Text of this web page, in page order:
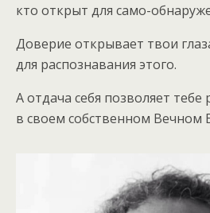
кто открыт для само-
Доверие открывает твои
для распознавания этого.
А отдача себя позволяет тебе
в своем собственном Вечном